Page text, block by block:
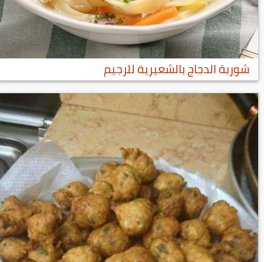
شوربة الدجاج بالشعيرية للرجيم